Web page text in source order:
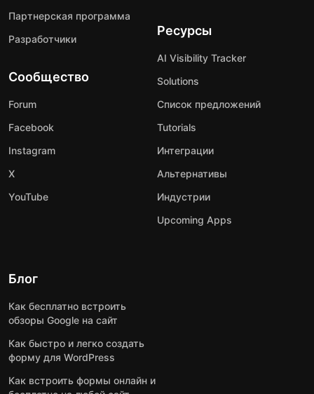
Партнерская программа
Разработчики
Сообщество
Forum
Facebook
Instagram
X
YouTube
Ресурсы
AI Visibility Tracker
Solutions
Список предложений
Tutorials
Интеграции
Альтернативы
Индустрии
Upcoming Apps
Блог
Как бесплатно встроить
обзоры Google на сайт
Как быстро и легко создать
форму для WordPress
Как встроить формы онлайн и